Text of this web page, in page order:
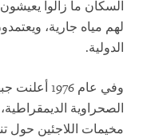
السكان ما زالوا
لهم مياه جارية،
الدولية.
وفي عام
الصحراوية
مخيمات اللاجئين حول